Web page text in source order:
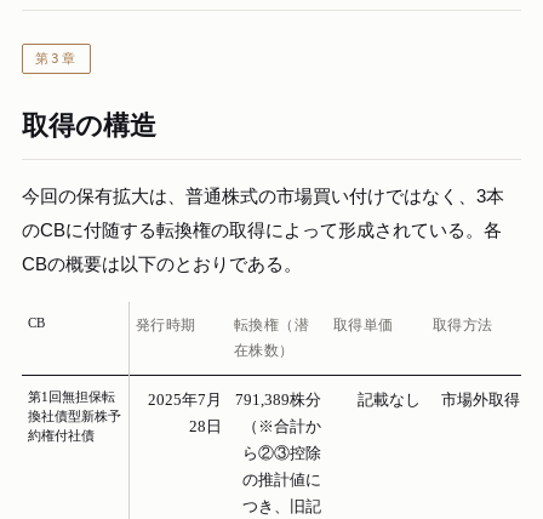
第3章
取得の構造
今回の保有拡大は、普通株式の市場買い付けではなく、3本
のCBに付随する転換権の取得によって形成されている。各
CBの概要は以下のとおりである。
CB 発行時期
転換権（潜
在株数）
取得単価 取得方法
第1回無担保転
換社債型新株予
約権付社債
2025年7月
28日
791,389株分
（※合計か
ら②③控除
の推計値に
つき、旧記
記載なし 市場外取得